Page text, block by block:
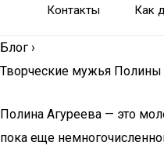
Контакты Как
Блог ›
Творческие мужья Полины
Полина Агуреева — это
пока еще